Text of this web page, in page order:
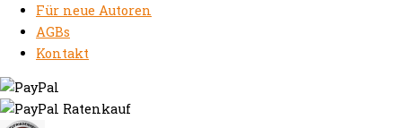
Für neue Autoren
AGBs
Kontakt